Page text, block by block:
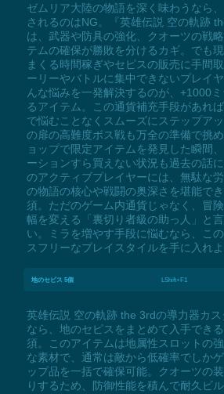
ゼムリア大陸の物語を深く味わうなら
されるのはNG。『英雄伝説 空の軌跡
は、武器や防具の強化、クオーツの戦
テムの確保が勝敗を分けるカギ。でも
まくる時間稼ぎやセピスの販売に手間
ーリーやバトルに集中できないプレイ
んな悩みを一発解決するのが、+1000
るアイテム。この通貨補充手段があれ
で悩むことなくスムーズにステップア
の扉の高難度ボス戦も万全の準備で挑
ョップで限定アイテムを発見した瞬間
ーションすら買えない状況も過去の話
のアクティブプレイヤーには、無駄な
の物語の核心や戦闘の奥深さを堪能で
須。ただのゲーム内通貨じゃなく、冒
幅を変える「裏切り者級の助っ人」と
い。ミラを増やす手段に悩むなら、こ
スフリーなプレイスタイルを手に入れよ
地のセピス 5個 LShift+F1
英雄伝説 空の軌跡 the 3rdの導力器カ
なら、地のセピスをまとめて入手でき
須。このアイテムは地属性スロットの
な素材で、通常は敵から低確率でしか
ップ品を一括で確保可能。クオーツの
りするため、防御性能を積んで耐久ビ